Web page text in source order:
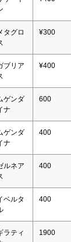
タグロ
¥300
ブリア
¥400
ゲンダ
ナ
600
ゲンダ
ナ
400
ルネア
400
ベルタ
400
ラティ
1900